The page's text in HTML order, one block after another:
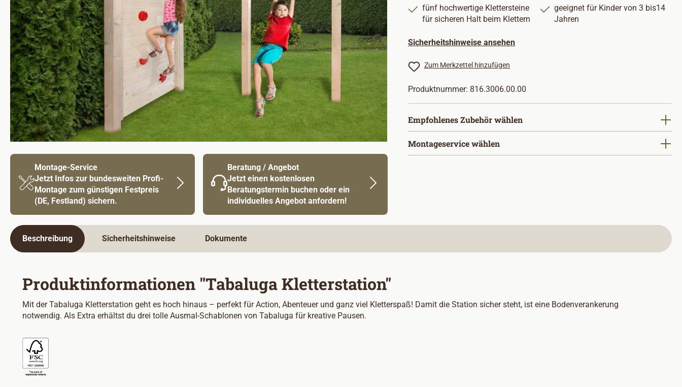
Montage-Service
Jetzt Infos zur bundesweiten Profi-
Montage zum günstigen Festpreis
(DE, Festland) sichern.
Beratung / Angebot
Jetzt einen kostenlosen
Beratungstermin buchen oder ein
individuelles Angebot anfordern!
fünf hochwertige Klettersteine
für sicheren Halt beim Klettern
geeignet für Kinder von 3 bis14
Jahren
Sicherheitshinweise ansehen
Zum Merkzettel hinzufügen
Produktnummer: 816.3006.00.00
Empfohlenes Zubehör wählen
Montageservice wählen
Beschreibung Sicherheitshinweise Dokumente
Produktinformationen "Tabaluga Kletterstation"
Mit der Tabaluga Kletterstation geht es hoch hinaus – perfekt für Action, Abenteuer und ganz viel Kletterspaß! Damit die Station sicher steht, ist eine Bodenverankerung
notwendig. Als Extra erhältst du drei tolle Ausmal-Schablonen von Tabaluga für kreative Pausen.